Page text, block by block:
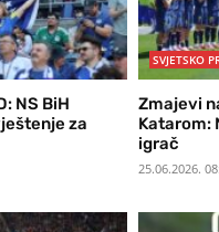
NS BiH
za
SVJETSKO
Zmajevi
Katarom:
igrač
25.06.2026.